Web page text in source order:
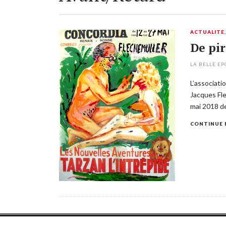
ACTUALITÉ
De
LA BELLE
Jacques
mai 2018
CONTINUE